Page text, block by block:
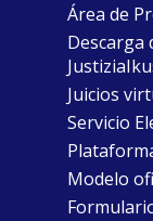
Área de
Descarga
Juicios
Servicio
Modelo